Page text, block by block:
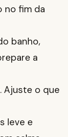
no fim da
banho,
a
Ajuste o que
leve e